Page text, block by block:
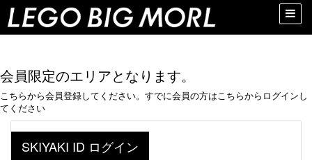
Toggle
会員限定のエリアとなります。
こちらから会員登録してください。すでに会員の方はこちらからログインし
てください
SKIYAKI ID ログイン